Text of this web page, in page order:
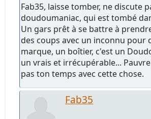
Fab35, laisse tomber, ne discute
doudoumaniac, qui est tombé
Un gars prêt à se battre à
des coups avec un inconnu pour
marque, un boîtier, c'est un
un vrais et irrécupérable...
pas ton temps avec cette chose.
Fab35